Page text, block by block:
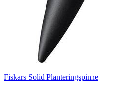
Fiskars Solid Planteringspinne